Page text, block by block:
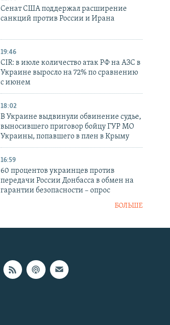
Сенат США поддержал расширение
санкций против России и Ирана
19:46
CIR: в июле количество атак РФ на АЗС в
Украине выросло на 72% по сравнению
с июнем
18:02
В Украине выдвинули обвинение судье,
выносившего приговор бойцу ГУР МО
Украины, попавшего в плен в Крыму
16:59
60 процентов украинцев против
передачи России Донбасса в обмен на
гарантии безопасности – опрос
БОЛЬШЕ